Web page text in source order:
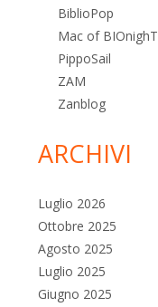
BiblioPop
Mac of BIOnighT
PippoSail
ZAM
Zanblog
ARCHIVI
Luglio 2026
Ottobre 2025
Agosto 2025
Luglio 2025
Giugno 2025